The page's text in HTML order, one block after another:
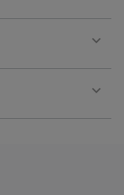
or
or